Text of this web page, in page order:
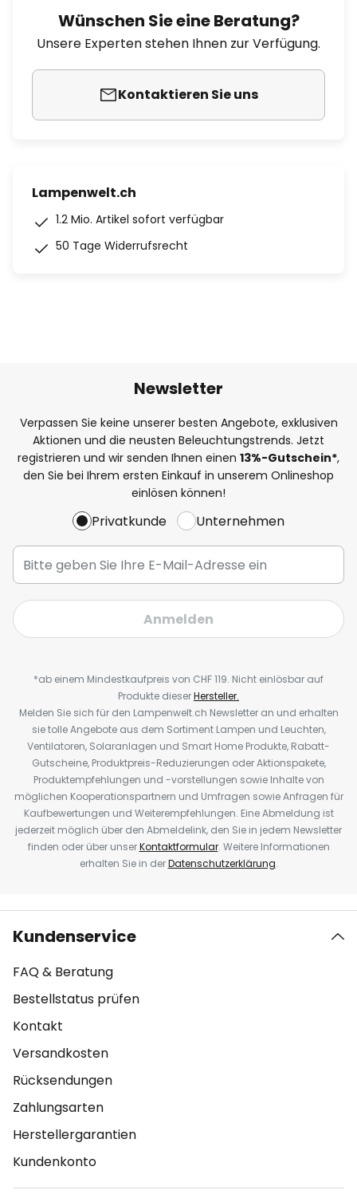
Wünschen Sie eine Beratung?
Unsere Experten stehen Ihnen zur Verfügung.
Kontaktieren Sie uns
Lampenwelt.ch
1.2 Mio. Artikel sofort verfügbar
50 Tage Widerrufsrecht
Newsletter
Verpassen Sie keine unserer besten Angebote, exklusiven
Aktionen und die neusten Beleuchtungstrends. Jetzt
registrieren und wir senden Ihnen einen 13%-Gutschein*,
den Sie bei Ihrem ersten Einkauf in unserem Onlineshop
einlösen können!
Privatkunde Unternehmen
Anmelden
*ab einem Mindestkaufpreis von CHF 119. Nicht einlösbar auf
Produkte dieserHersteller.
Melden Sie sich für den Lampenwelt.ch Newsletter an und erhalten
sie tolle Angebote aus dem Sortiment Lampen und Leuchten,
Ventilatoren, Solaranlagen und Smart Home Produkte, Rabatt-
Gutscheine, Produktpreis-Reduzierungen oder Aktionspakete,
Produktempfehlungen und -vorstellungen sowie Inhalte von
möglichen Kooperationspartnern und Umfragen sowie Anfragen für
Kaufbewertungen und Weiterempfehlungen. Eine Abmeldung ist
jederzeit möglich über den Abmeldelink, den Sie in jedem Newsletter
finden oder über unserKontaktformular. Weitere Informationen
erhalten Sie in derDatenschutzerklärung.
Kundenservice
FAQ & Beratung
Bestellstatus prüfen
Kontakt
Versandkosten
Rücksendungen
Zahlungsarten
Herstellergarantien
Kundenkonto